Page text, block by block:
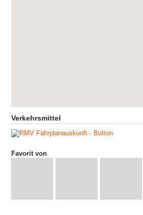
Verkehrsmittel
Favorit von